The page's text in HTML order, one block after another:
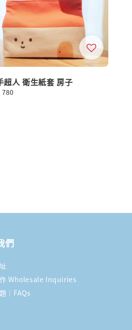
超人 衛生紙套 房子
780
們
Wholesale Inquiries
｜FAQs